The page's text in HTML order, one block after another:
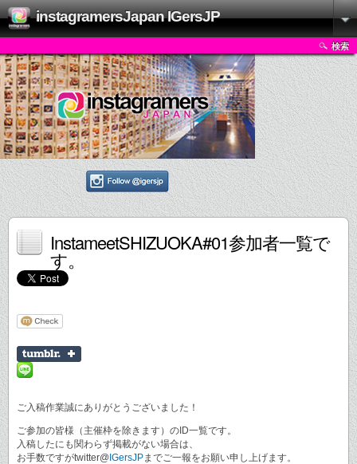
instagramersJapan IGersJP
検索
InstameetSHIZUOKA#01参加者一覧で
す。
ご入稿作業誠にありがとうございました！
ご参加の皆様（主催枠を除きます）のID一覧です。
入稿したにも関わらず掲載がない場合は、
お手数ですがtwitter@ IGersJPまでご一報をお願い申し上げます。